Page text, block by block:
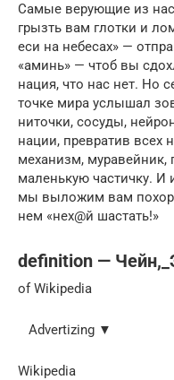
Самые верующие из
грызть вам глотки и
еси на небесах» —
«аминь» — чтоб вы
нация, что нас нет. Но
точке мира услышал
ниточки, сосуды,
нации, превратив всех
механизм,
маленькую частичку. И
мы выложим вам
нем «нех@й шастать!»
definition —
of Wikipedia
Advertizing ▼
Wikipedia